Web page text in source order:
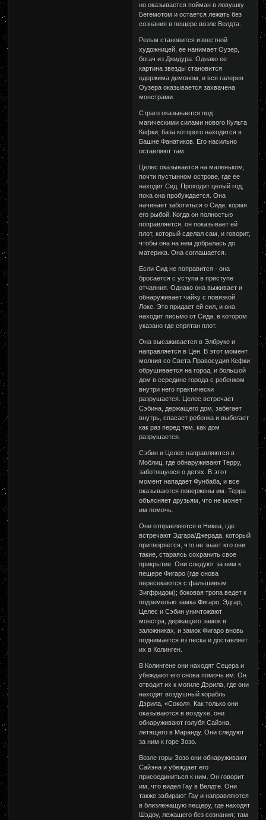
но оказывается пойман в ловушку
Бегемотом и остается лежать без
сознания в пещере возле Велдта.
Рельм становится известной
художницей, ее нанимает Оузер,
богач из Джидура. Однако ее
картина звезды становится
одержима демоном, и вся галерея
Оузера оказывается захвачена
монстрами.
Страго оказывается под
магическими силами нового Культа
Кефки, база которого находится в
Башне Фанатиков. Его насильно
оставляют там.
Целес оказывается на маленьком,
почти пустынном острове, где ее
находит Сид. Проходит целый год,
пока она пробуждается. Она
начинает заботиться о Сиде, кормя
его рыбой. Когда он полностью
поправляется, он показывает ей
плот, который сделал сам, и говорит,
чтобы она на нем добралась до
материка. Она соглашается.
Если Сид не поправится - она
бросается с уступа в приступе
отчаяния. Однако она выживает и
обнаруживает чайку с повязкой
Локе. Это придает ей сил, и она
находит письмо от Сида, в котором
указано где спрятан плот.
Она высаживается в Элбруке и
направляется в Цен. В этот момент
молния со Света Правосудия Кефки
обрушивается на город, и большой
дом в середине города с ребенком
внутри него практически
разрушается. Целес встречает
Сэбина, держащего дом, забегает
внутрь, спасает ребенка и выбегает
как раз перед тем, как дом
разрушается.
Сэбин и Целес направляются в
Моблиц, где обнаруживают Терру,
заботящуюся о детях. В этот
момент нападает Фунбаба, и все
оказываются повержены им. Терра
объясняет друзьям, что не может
им помочь.
Они отправляются в Никеа, где
встречают Эдгара/Джерада, который
притворяется, что не знает кто они
такие, стараясь сохранить свое
прикрытие. Они следуют за ним к
пещере Фигаро (где снова
пересекаются с фальшивым
Зигфридом); боковая тропа ведет к
подземелью замка Фигаро. Эдгар,
Целес и Сэбин уничтожают
монстра, держащего замок в
заложниках, и замок Фигаро вновь
поднимается из песка и доставляет
их в Колинген.
В Колингене они находят Сецера и
убеждают его снова помочь им. Он
отводит их к могиле Дэрила, где они
находят воздушный корабль
Дэрила, «Сокол». Как только они
оказываются в воздухе, они
обнаруживают голубя Сайэна,
летящего в Маранду. Они следуют
за ним к горе Зозо.
Возле горы Зозо они обнаруживают
Сайэна и убеждает его
присоединиться к ним. Он говорит
им, что видел Гау в Велдте. Они
также забирают Гау и направляются
в близлежащую пещеру, где находят
Шэдоу, лежащего без сознания; там